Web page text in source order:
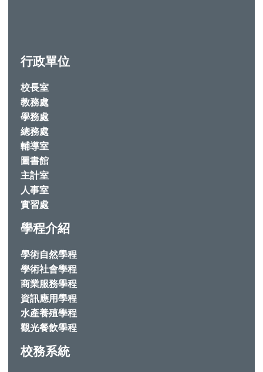
行政單位
校長室
教務處
學務處
總務處
輔導室
圖書館
主計室
人事室
實習處
學程介紹
學術自然學程
學術社會學程
商業服務學程
資訊應用學程
水產養殖學程
觀光餐飲學程
校務系統